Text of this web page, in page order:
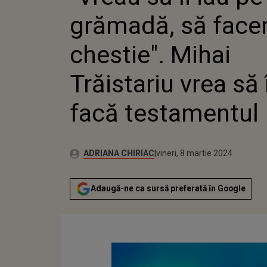
MIHAI
VREA
grămadă, să
chestie". Mihai
Trăistariu vrea să
facă testamentul
Autor:ADRIANA CHIRIAC Publicat:
vineri, 8 martie 2024
Adaugă-ne ca sursă preferată în Google